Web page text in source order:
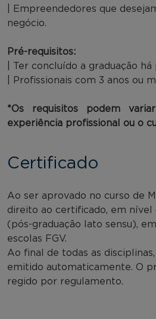
| Empreendedores que
negócio.
Pré-requisitos:
| Ter concluído a graduação
| Profissionais com 3 anos ou
*Os requisitos podem
experiência profissional ou o
Certificado
Ao ser aprovado no curso de
direito ao certificado, em nível
(pós-graduação lato sensu),
escolas FGV.
Ao final de todas as
emitido automaticamente. O
regido por regulamento.